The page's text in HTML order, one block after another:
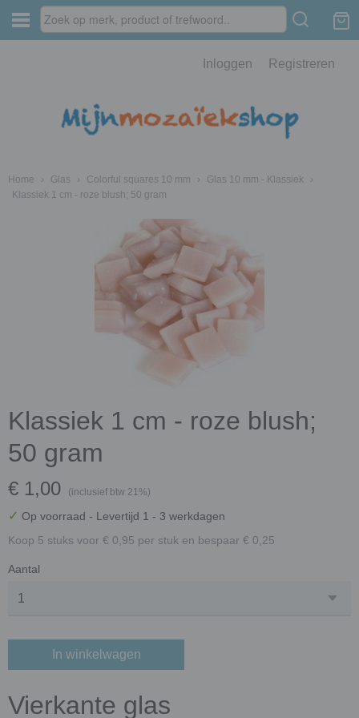
Inloggen Registreren
Home › Glas › Colorful squares 10 mm › Glas 10 mm - Klassiek
›
Klassiek 1 cm - roze blush; 50 gram
Klassiek 1 cm - roze blush;
50 gram
€ 1,00 (inclusief btw 21%)
✓ Op voorraad - Levertijd 1 - 3 werkdagen
Koop 5 stuks voor € 0,95 per stuk en bespaar € 0,25
Aantal
In winkelwagen
Vierkante glas